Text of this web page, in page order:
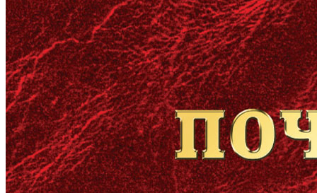
Навчальні програми
Дошкільна освіта
Загальна освіта
Для абітурієнтів
Уроки
Українська жестова мова
Географія
Правознавство
Я досліджую світ
Реєстр перекладачів жестової мови Українського
товариства глухих
Підготовка перекладачів
"Сервіс УТОГ"